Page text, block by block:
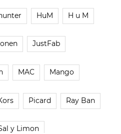
HuM H u M
JustFab
MAC Mango
Picard Ray Ban
y Limon